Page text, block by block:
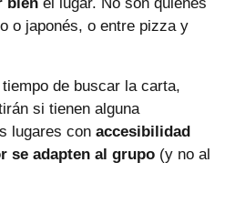
o japonés, o entre pizza y
de buscar la carta,
si tienen alguna
lugares con accesibilidad
se adapten al grupo (y no al